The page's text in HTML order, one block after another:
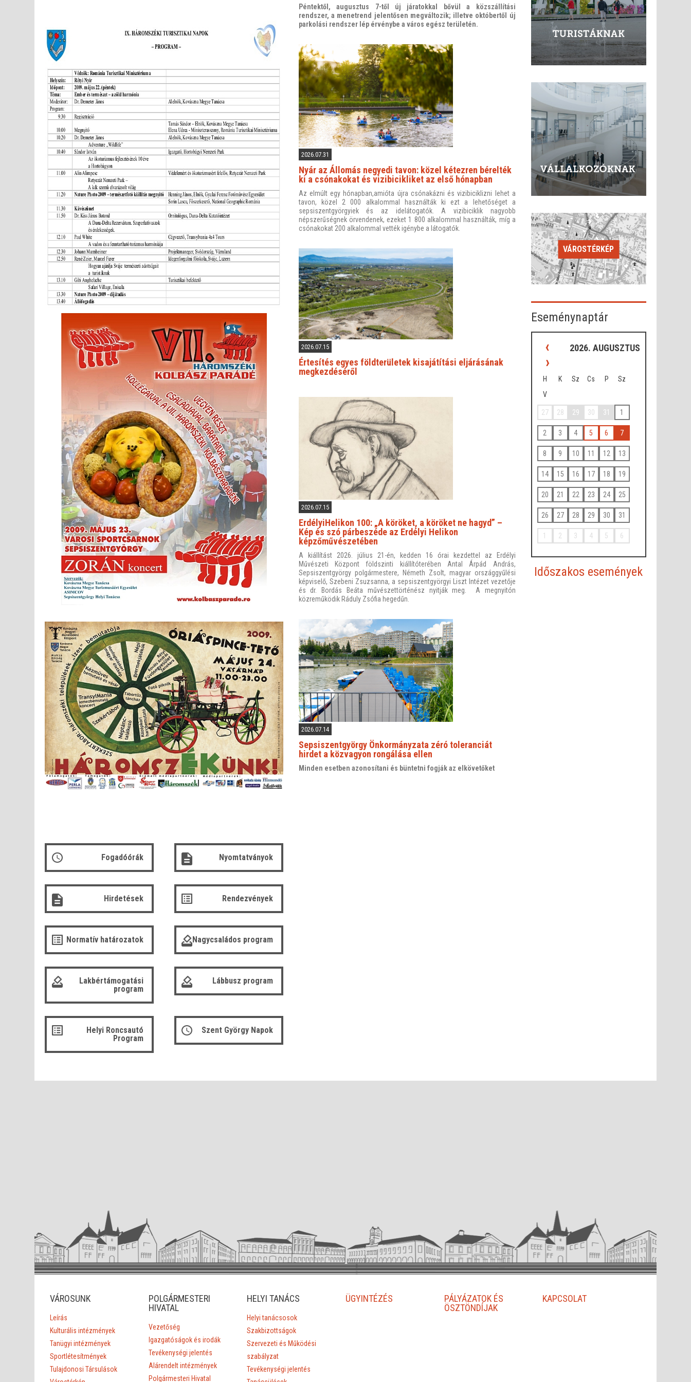
Fogadóórák Nyomtatványok
Hirdetések Rendezvények
Normatív határozatok Nagycsaládos program
Lakbértámogatási
program
Lábbusz program
Helyi Roncsautó
Program
Szent György Napok
Péntektől, augusztus 7-től új járatokkal bővül a közszállítási
rendszer, a menetrend jelentősen megváltozik; illetve októbertől új
parkolási rendszer lép érvénybe a város egész területén.
2026.07.31
Nyár az Állomás negyedi tavon: közel kétezren bérelték
ki a csónakokat és vizibicikliket az első hónapban
Az elmúlt egy hónapban,amióta újra csónakázni és vizibiciklizni lehet a
tavon, közel 2 000 alkalommal használták ki ezt a lehetőséget a
sepsiszentgyörgyiek és az idelátogatók. A vizibiciklik nagyobb
népszerűségnek örvendenek, ezeket 1 800 alkalommal használták, míg a
csónakokat 200 alkalommal vették igénybe a látogatók.
2026.07.15
Értesítés egyes földterületek kisajátítási eljárásának
megkezdéséről
2026.07.15
ErdélyiHelikon 100: „A köröket, a köröket ne hagyd” –
Kép és szó párbeszéde az Erdélyi Helikon
képzőművészetében
A kiállítást 2026. július 21-én, kedden 16 órai kezdettel az Erdélyi
Művészeti Központ földszinti kiállítóterében Antal Árpád András,
Sepsiszentgyörgy polgármestere, Németh Zsolt, magyar országgyűlési
képviselő, Szebeni Zsuzsanna, a sepsiszentgyörgyi Liszt Intézet vezetője
és dr. Bordás Beáta művészettörténész nyitják meg. A megnyitón
közreműködik Ráduly Zsófia hegedűn.
2026.07.14
Sepsiszentgyörgy Önkormányzata zéró toleranciát
hirdet a közvagyon rongálása ellen
Minden esetben azonosítani és büntetni fogják az elkövetőket
VÁROSTÉRKÉP
Eseménynaptár
‹ 2026. AUGUSZTUS
›
H K Sz Cs P
Sz
V
27 28 29 30 31 1
2 3 4 5 6 7
8 9 10 11 12 13
14 15 16 17 18 19
20 21 22 23 24 25
26 27 28 29 30 31
1 2 3 4 5 6
Időszakos események
VÁROSUNK
Leírás
Kulturális intézmények
Tanügyi intézmények
Sportlétesítmények
Tulajdonosi Társulások
POLGÁRMESTERI
HIVATAL
Vezetőség
Igazgatóságok és irodák
Tevékenységi jelentés
Alárendelt intézmények
Polgármesteri Hivatal
HELYI TANÁCS
Helyi tanácsosok
Szakbizottságok
Szervezeti és Működési
szabályzat
Tevékenységi jelentés
ÜGYINTÉZÉS
PÁLYÁZATOK ÉS
ÖSZTÖNDÍJAK
KAPCSOLAT